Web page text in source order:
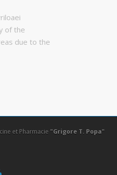
of the
due to the
et Pharmacie "Grigore T. Popa"